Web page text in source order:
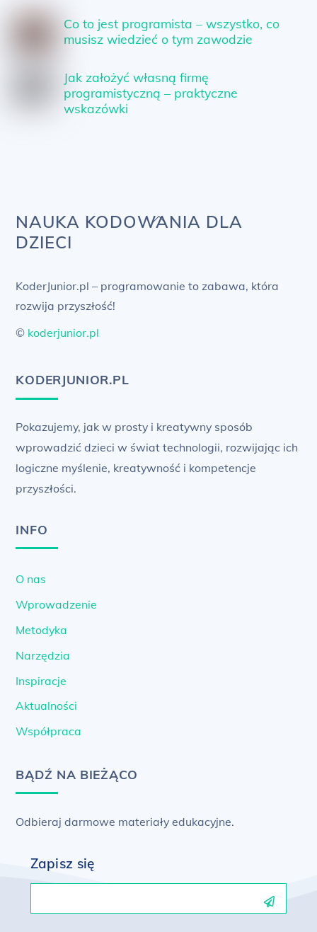
Co to jest programista – wszystko, co
musisz wiedzieć o tym zawodzie
Jak założyć własną firmę
programistyczną – praktyczne
wskazówki
Back
NAUKA KODOWANIA DLA
DZIECI
KoderJunior.pl – programowanie to zabawa, która
rozwija przyszłość!
© koderjunior.pl
KODERJUNIOR.PL
Pokazujemy, jak w prosty i kreatywny sposób
wprowadzić dzieci w świat technologii, rozwijając ich
logiczne myślenie, kreatywność i kompetencje
przyszłości.
INFO
O nas
Wprowadzenie
Metodyka
Narzędzia
Inspiracje
Aktualności
Współpraca
BĄDŹ NA BIEŻĄCO
Odbieraj darmowe materiały edukacyjne.
Zapisz się